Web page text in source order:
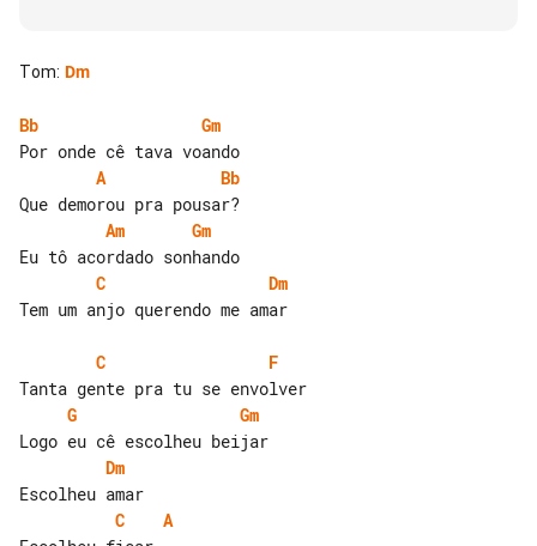
Tom: Dm
Bb
Gm
A
Bb
Am
Gm
C
Dm
Tem um anjo querendo me amar
C
F
G
Gm
Dm
C
A